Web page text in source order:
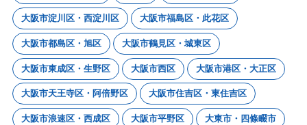
大阪市淀川区・西淀川区 大阪市福島区・此花区
大阪市都島区・旭区 大阪市鶴見区・城東区
大阪市東成区・生野区 大阪市西区 大阪市港区・大正区
大阪市天王寺区・阿倍野区 大阪市住吉区・東住吉区
大阪市浪速区・西成区 大阪市平野区 大東市・四條畷市